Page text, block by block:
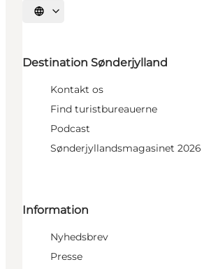
Vælg sprog
Destination Sønderjylland
Kontakt os
Find turistbureauerne
Podcast
Sønderjyllandsmagasinet 2026
Information
Nyhedsbrev
Presse